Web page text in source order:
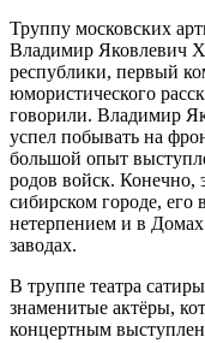
Труппу московских
Владимир Яковлевич
республики, первый
юмористического
говорили. Владимир
успел побывать на
большой опыт
родов войск. Конечно,
сибирском городе, его
нетерпением и в
заводах.
В труппе театра
знаменитые актёры,
концертным